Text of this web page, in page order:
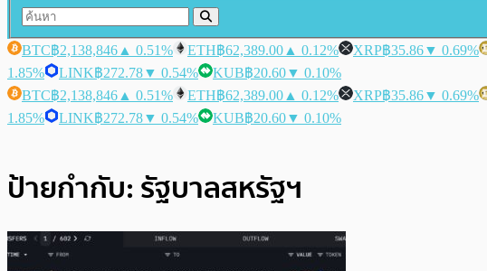
BTC฿2,138,846 ▲ 0.51% ETH฿62,389.00 ▲ 0.12% XRP฿35.86▼ 0.69%
1.85%
LINK฿272.78▼ 0.54% KUB฿20.60▼ 0.10%
BTC฿2,138,846 ▲ 0.51% ETH฿62,389.00 ▲ 0.12% XRP฿35.86▼ 0.69%
1.85%
LINK฿272.78▼ 0.54% KUB฿20.60▼ 0.10%
ป้ายกำกับ: รัฐบาลสหรัฐฯ